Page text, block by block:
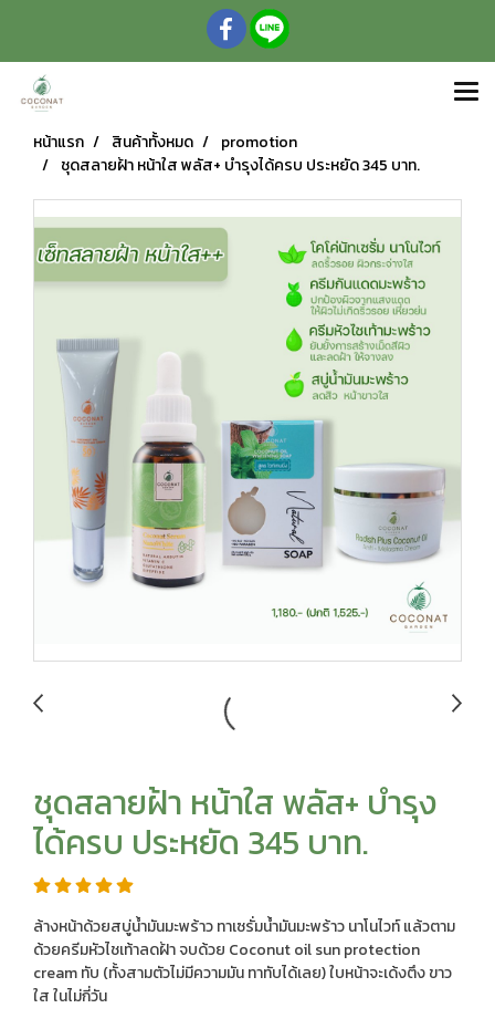
หน้าแรก สินค้าทั้งหมด
promotion
ชุดสลายฝ้า หน้าใส พลัส+ บำรุงได้ครบ ประหยัด 345 บาท.
ชุดสลายฝ้า หน้าใส พลัส+ บำรุง
ได้ครบ ประหยัด 345 บาท.
ล้างหน้าด้วยสบู่น้ำมันมะพร้าว ทาเซรั่มน้ำมันมะพร้าว นาโนไวท์ แล้วตาม
ด้วยครีมหัวไชเท้าลดฝ้า จบด้วย Coconut oil sun protection
cream ทับ (ทั้งสามตัวไม่มีความมัน ทาทับได้เลย) ใบหน้าจะเด้งตึง ขาว
ใส ในไม่กี่วัน